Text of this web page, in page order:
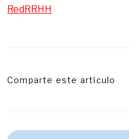
RedRRHH
Comparte este articulo